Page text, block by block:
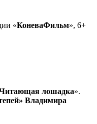
«КоневаФильм», 6+
лошадка».
Владимира